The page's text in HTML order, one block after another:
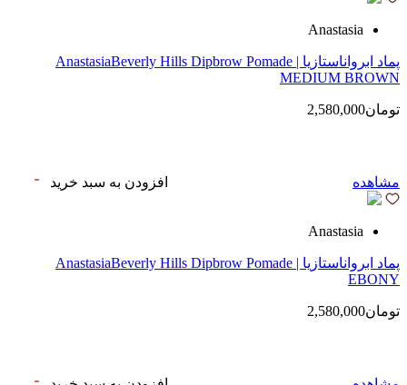
Anastasia
پماد ابرواناستازیا | AnastasiaBeverly Hills Dipbrow Pomade
MEDIUM BROWN
تومان2,580,000
مشاهده افزودن به سبد خرید
Anastasia
پماد ابرواناستازیا | AnastasiaBeverly Hills Dipbrow Pomade
EBONY
تومان2,580,000